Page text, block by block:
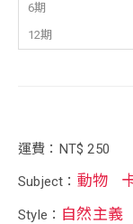
6期
12期
運費：NT$ 250
Subject： 動物
Style： 自然主義